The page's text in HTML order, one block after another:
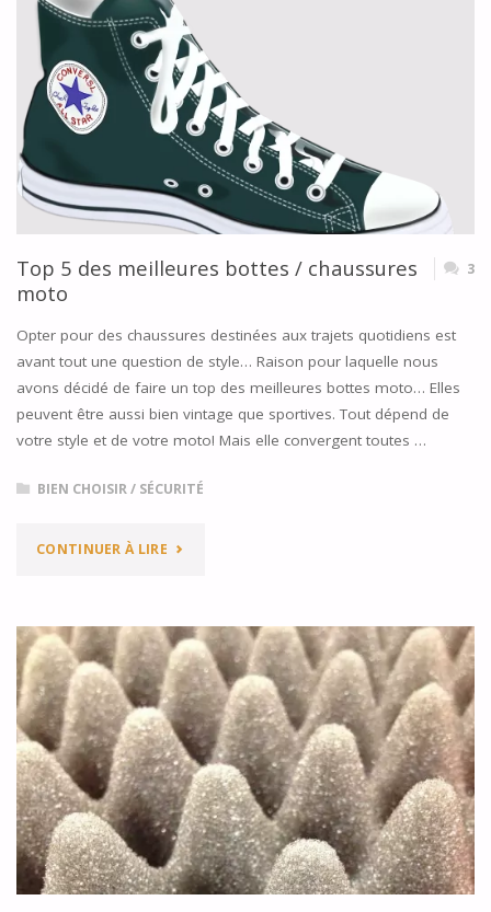
MOTO
2019"
Top 5 des meilleures bottes / chaussures
moto
3
Opter pour des chaussures destinées aux trajets quotidiens est
avant tout une question de style… Raison pour laquelle nous
avons décidé de faire un top des meilleures bottes moto… Elles
peuvent être aussi bien vintage que sportives. Tout dépend de
votre style et de votre moto! Mais elle convergent toutes …
BIEN CHOISIR/ SÉCURITÉ
CONTINUER À LIRE"TOP
DES
MEILLEURES
BOTTES
/
CHAUSSURES
MOTO"